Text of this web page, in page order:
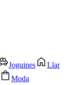
Joguines
Llar
Moda